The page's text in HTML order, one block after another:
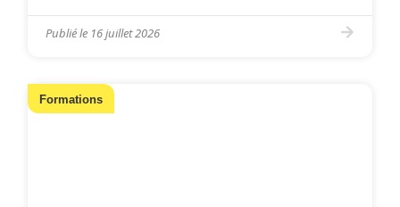
En ce qui concerne […]
Publié le 16 juillet 2026
Formations